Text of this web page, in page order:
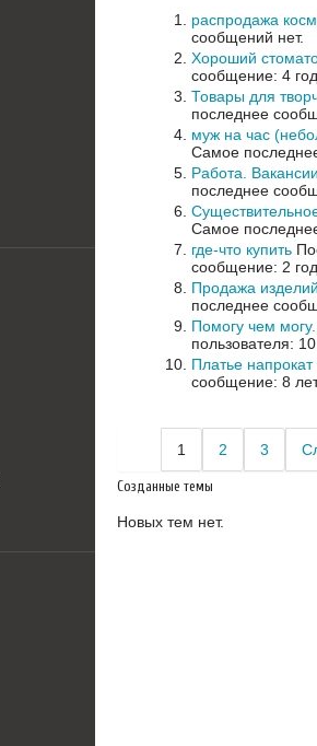
распродажа
сообщений нет.
Хороший
сообщение: 4
Товары для
последнее
муж на час
Самое
Работа.
последнее
Самое
где-что купить
сообщение: 2
Продажа
последнее
Помогу чем
пользователя:
Платье напрокат
сообщение: 8
1 2 3
Созданные темы
Новых тем нет.